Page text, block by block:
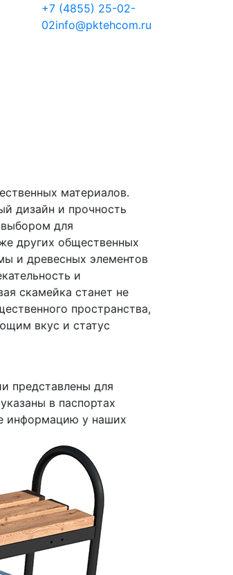
+7 (4855) 25-02-
02info@pktehcom.ru
материалов.
дизайн и прочность
для
других общественных
и древесных элементов
и
скамейка станет не
пространства,
вкус и статус
представлены для
в паспортах
информацию у наших